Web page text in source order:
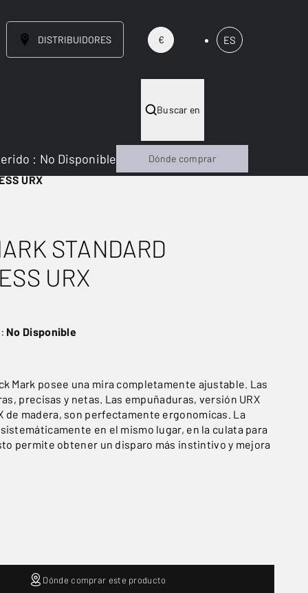
DISTRIBUIDORES € ES
Buscar en
URX
STANDARD
URX
No Disponible
Mark posee una mira completamente ajustable. Las
precisas y netas. Las empuñaduras, versión URX
de madera, son perfectamente ergonomicas. La
en el mismo lugar, en la culata para
permite obtener un disparo más instintivo y mejora
: No Disponible Dónde comprar
Dónde comprar este producto